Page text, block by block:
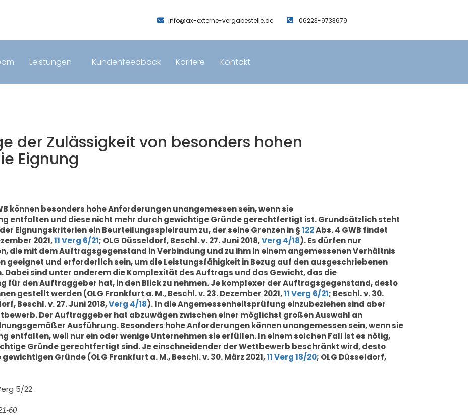
info@ax-externe-vergabestelle.de 06223-9733679
Leistungen Kundenfeedback Karriere Kontakt
der Zulässigkeit von besonders hohen
Eignung
können besonders hohe Anforderungen unangemessen sein, wenn sie
entfalten und diese nicht mehr durch gewichtige Gründe gerechtfertigt ist. Grundsätzlich steht
Eignungskriterien ein Beurteilungsspielraum zu, der seine Grenzen in §122Abs. 4 GWB findet
2021,11 Verg 6/21; OLG Düsseldorf, Beschl. v. 27. Juni 2018,Verg 4/18). Es dürfen nur
die mit dem Auftragsgegenstand in Verbindung und zu ihm in einem angemessenen Verhältnis
geeignet und erforderlich sein, um die Leistungsfähigkeit in Bezug auf den ausgeschriebenen
sind unter anderem die Komplexität des Auftrags und das Gewicht, das die
den Auftraggeber hat, in den Blick zu nehmen. Je komplexer der Auftragsgegenstand, desto
gestellt werden (OLG Frankfurt a. M., Beschl. v. 23. Dezember 2021,11 Verg 6/21; Beschl. v. 30.
Beschl. v. 27. Juni 2018,Verg 4/18). In die Angemessenheitsprüfung einzubeziehen sind aber
Der Auftraggeber hat abzuwägen zwischen einer möglichst großen Auswahl an
Ausführung. Besonders hohe Anforderungen können unangemessen sein, wenn sie
entfalten, weil nur ein oder wenige Unternehmen sie erfüllen. In einem solchen Fall ist es nötig,
Gründe gerechtfertigt sind. Je einschneidender der Wettbewerb beschränkt wird, desto
Gründe (OLG Frankfurt a. M., Beschl. v. 30. März 2021,11 Verg 18/20; OLG Düsseldorf,
5/22
60